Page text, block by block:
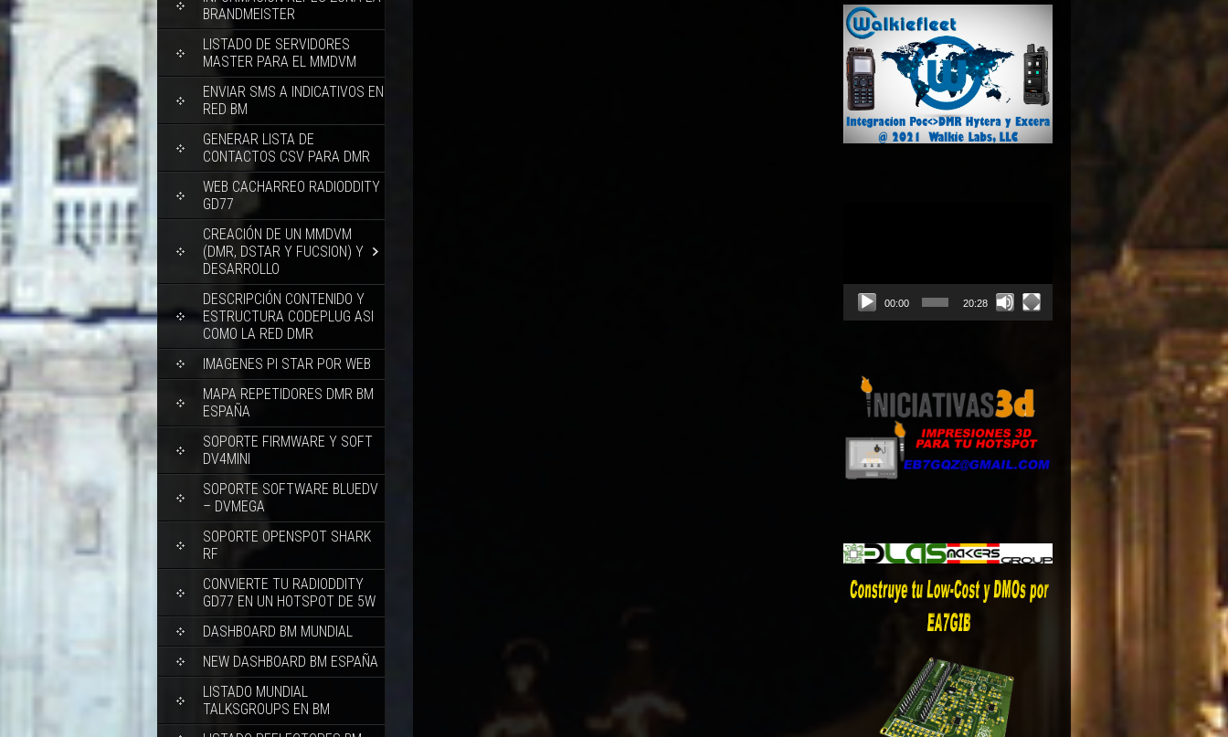
BRANDMEISTER
LISTADO DE SERVIDORES
MASTER PARA EL MMDVM
ENVIAR SMS A INDICATIVOS EN
RED BM
GENERAR LISTA DE
CONTACTOS CSV PARA DMR
WEB CACHARREO RADIODDITY
GD77
CREACIÓN DE UN MMDVM
(DMR, DSTAR Y FUCSION) Y
DESARROLLO
DESCRIPCIÓN CONTENIDO Y
ESTRUCTURA CODEPLUG ASI
COMO LA RED DMR
IMAGENES PI STAR POR WEB
MAPA REPETIDORES DMR BM
ESPAÑA
SOPORTE FIRMWARE Y SOFT
DV4MINI
SOPORTE SOFTWARE BLUEDV
– DVMEGA
SOPORTE OPENSPOT SHARK
RF
CONVIERTE TU RADIODDITY
GD77 EN UN HOTSPOT DE 5W
DASHBOARD BM MUNDIAL
NEW DASHBOARD BM ESPAÑA
LISTADO MUNDIAL
TALKSGROUPS EN BM
00:00 20:28